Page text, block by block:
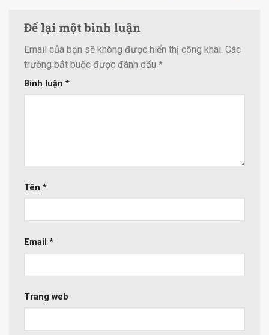
Để lại một bình luận
Email của bạn sẽ không được hiển thị công khai. Các
trường bắt buộc được đánh dấu *
Bình luận *
Tên *
Email *
Trang web